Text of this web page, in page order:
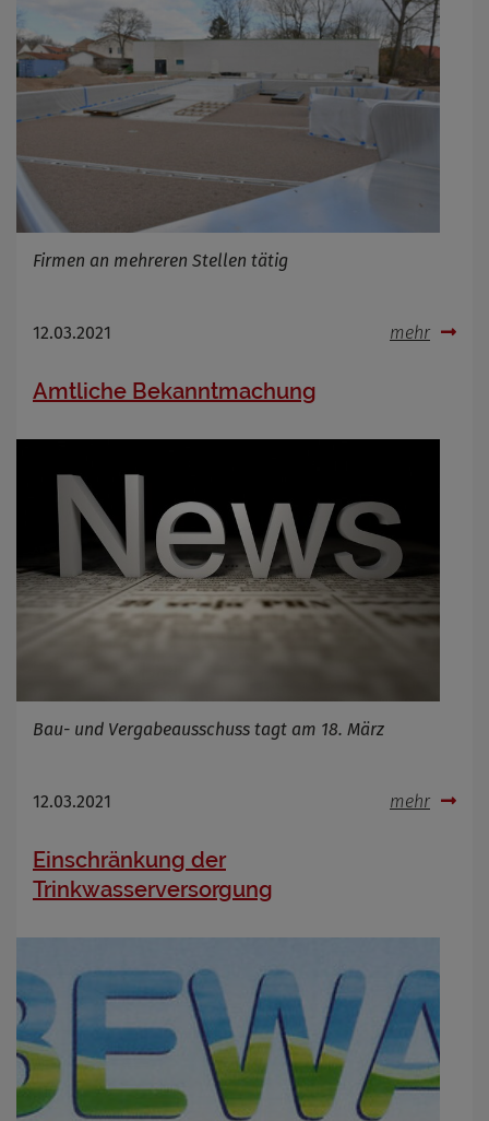
Firmen an mehreren Stellen tätig
12.03.2021 mehr
Amtliche Bekanntmachung
Bau- und Vergabeausschuss tagt am 18. März
12.03.2021 mehr
Einschränkung der
Trinkwasserversorgung